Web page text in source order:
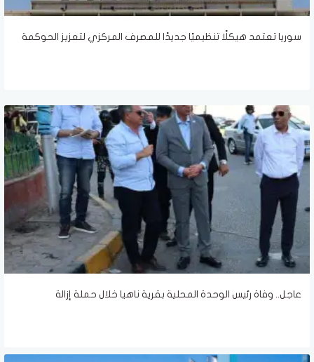
سوريا تعتمد هيكلًا تنظيميًا جديدًا للمصرف المركزي لتعزيز الحوكمة
عاجل.. وفاة رئيس الوحدة المحلية بقرية ناهيا خلال حملة إزالة